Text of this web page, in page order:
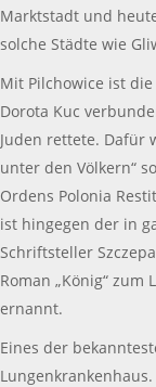
Marktstadt und
solche Städte wie
Mit Pilchowice ist
Dorota Kuc
Juden rettete. Dafür
unter den Völkern“
Ordens Polonia
ist hingegen der in
Schriftsteller
Roman „König“
ernannt.
Eines der